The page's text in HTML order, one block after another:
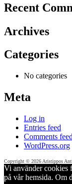
Recent
Archives
Categories
No categories
Meta
Log in
Entries feed
Comments feed
WordPress.org
Copyright © 2026 Aristippos
Vi använder cookies
på vår hemsida. Om